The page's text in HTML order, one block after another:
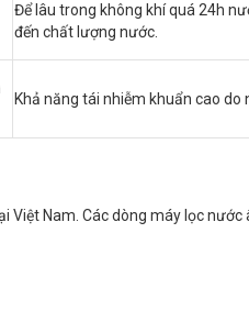
Để lâu trong không khí quá 24h
đến chất lượng nước.
Khả năng tái nhiễm khuẩn cao
Nam. Các dòng máy lọc